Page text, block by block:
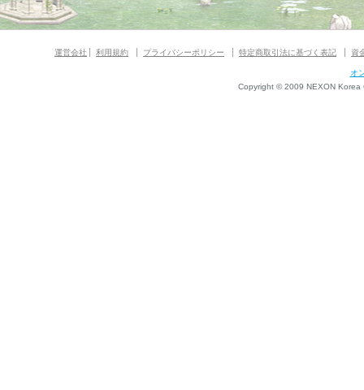
運営会社 利用規約 プライバシーポリシー 特定商取引法に基づく表記 資
オ
Copyright © 2009 NEXON Korea